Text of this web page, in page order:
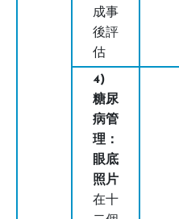
成事
後評
估
4)
糖尿
病管
理：
眼底
照片
在十